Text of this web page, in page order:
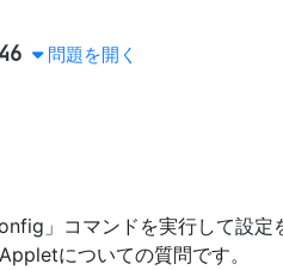
問題を開く
」コマンドを実行して設定
についての質問です。